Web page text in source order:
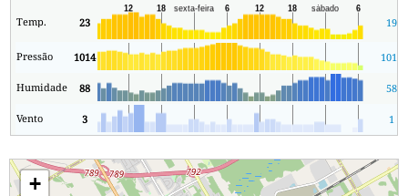
Temp. 23 19
Pressão 1014 1014
Humidade 88 58
Vento 3 1
+